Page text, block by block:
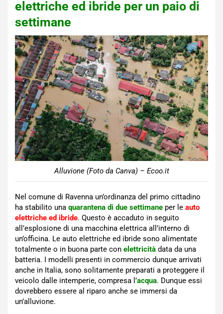
elettriche ed ibride per un paio di
settimane
Alluvione (Foto da Canva) – Ecoo.it
Nel comune di Ravenna un’ordinanza del primo cittadino
ha stabilito una quarantena di due settimane per le auto
elettriche ed ibride. Questo è accaduto in seguito
all’esplosione di una macchina elettrica all’interno di
un’officina. Le auto elettriche ed ibride sono alimentate
totalmente o in buona parte con elettricità data da una
batteria. I modelli presenti in commercio dunque arrivati
anche in Italia, sono solitamente preparati a proteggere il
veicolo dalle intemperie, compresa l’acqua. Dunque essi
dovrebbero essere al riparo anche se immersi da
un’alluvione.